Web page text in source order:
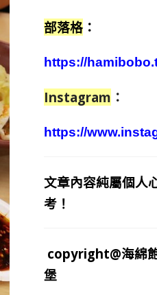
部落格 ：
https://
Instagram ：
https://
文章內容純屬個人
考！
copyright@海綿
堡